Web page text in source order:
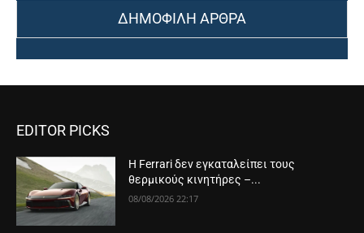
ΔΗΜΟΦΙΛΗ ΑΡΘΡΑ
EDITOR PICKS
Η Ferrari δεν εγκαταλείπει τους
θερμικούς κινητήρες –...
08/08/2026 22:17